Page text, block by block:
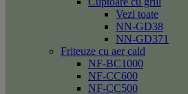
Vezi toate
NN-GD38
NN-GD371
Friteuze cu aer cald
NF-BC1000
NF-CC600
NF-CC500